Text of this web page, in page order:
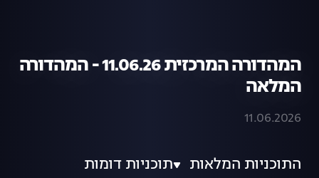
המהדורה המרכזית 11.06.26 - המהדורה
המלאה
11.06.2026
התוכניות המלאות תוכניות דומות